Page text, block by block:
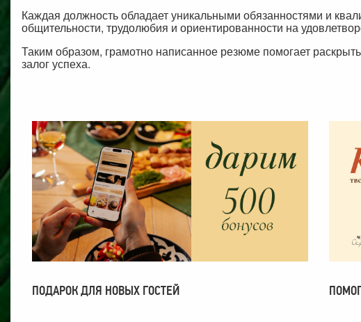
Каждая должность обладает уникальными обязанностями и
общительности, трудолюбия и ориентированности на
Таким образом, грамотно написанное резюме помогает
залог успеха.
ПОДАРОК ДЛЯ НОВЫХ ГОСТЕЙ